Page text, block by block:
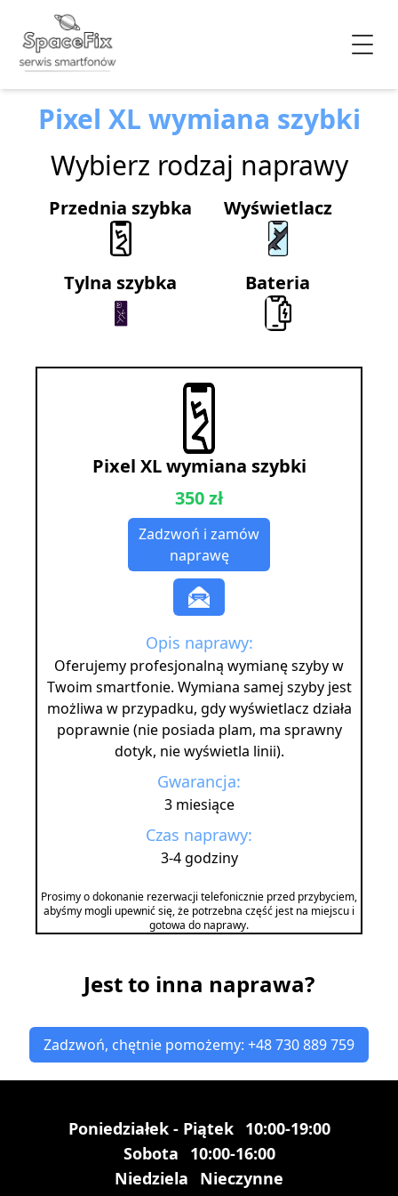
Pixel XL wymiana szybki
Wybierz rodzaj naprawy
Przednia szybka Wyświetlacz
Tylna szybka Bateria
Pixel XL wymiana szybki
350 zł
Zadzwoń i zamów
naprawę
Opis naprawy:
Oferujemy profesjonalną wymianę szyby w
Twoim smartfonie. Wymiana samej szyby jest
możliwa w przypadku, gdy wyświetlacz działa
poprawnie (nie posiada plam, ma sprawny
dotyk, nie wyświetla linii).
Gwarancja:
3 miesiące
Czas naprawy:
3-4 godziny
Prosimy o dokonanie rezerwacji telefonicznie przed przybyciem,
abyśmy mogli upewnić się, że potrzebna część jest na miejscu i
gotowa do naprawy.
Jest to inna naprawa?
Zadzwoń, chętnie pomożemy: +48 730 889 759
Poniedziałek - Piątek 10:00-19:00
Sobota
10:00-16:00
Niedziela
Nieczynne